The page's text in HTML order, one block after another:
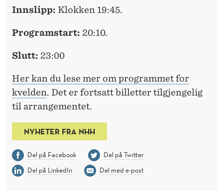
Innslipp: Klokken 19:45.
Programstart: 20:10.
Slutt: 23:00
Her kan du lese mer om programmet for
kvelden. Det er fortsatt billetter tilgjengelig
til arrangementet.
NYHETER FRA NHH
Del på Facebook
Del på Twitter
Del på LinkedIn
Del med e-post